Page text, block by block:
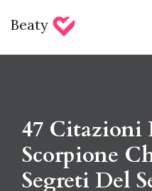
Beaty
47 Citazioni
Scorpione
Segreti Del